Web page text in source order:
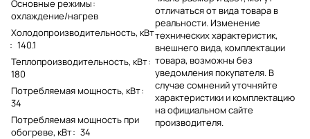
Основные режимы:
охлаждение/нагрев
Холодопроизводительность, кВт
: 140.1
Теплопроизводительность, кВт:
180
Потребляемая мощность, кВт:
34
Потребляемая мощность при
обогреве, кВт: 34
отличаться от вида товара в
реальности. Изменение
технических характеристик,
внешнего вида, комплектации
товара, возможны без
уведомления покупателя. В
случае сомнений уточняйте
характеристики и комплектацию
на официальном сайте
производителя.